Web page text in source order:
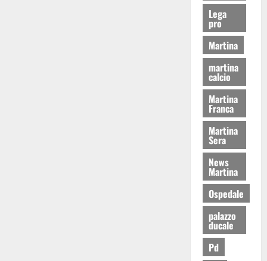
Lega
pro
Martina
martina
calcio
Martina
Franca
Martina
Sera
News
Martina
Ospedale
palazzo
ducale
Pd